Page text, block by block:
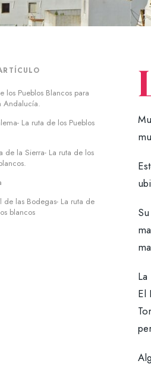
los Pueblos Blancos para
Andalucía.
La ruta de los Pueblos
de la Sierra- La ruta de los
de las Bodegas- La ruta de
blancos
El